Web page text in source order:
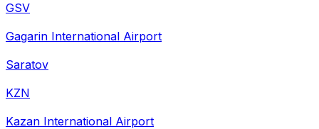
GSV
Gagarin International Airport
Saratov
KZN
Kazan International Airport